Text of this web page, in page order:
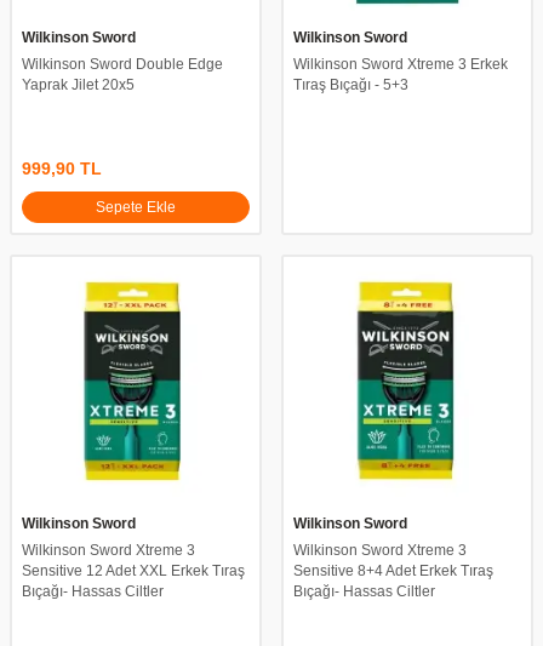
Wilkinson Sword
Wilkinson Sword Double Edge
Yaprak Jilet 20x5
999,90 TL
Sepete Ekle
Wilkinson Sword
Wilkinson Sword Xtreme 3 Erkek
Tıraş Bıçağı - 5+3
Wilkinson Sword
Wilkinson Sword Xtreme 3
Sensitive 12 Adet XXL Erkek Tıraş
Bıçağı- Hassas Ciltler
Wilkinson Sword
Wilkinson Sword Xtreme 3
Sensitive 8+4 Adet Erkek Tıraş
Bıçağı- Hassas Ciltler